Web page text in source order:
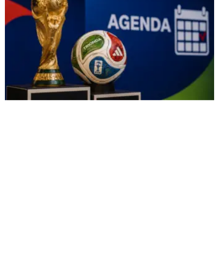
Espacio empresas
Sociedad y tiempo
Sociedad
Tecnología
Turismo
Salud
Es viral